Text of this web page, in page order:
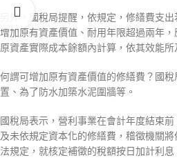
另外，國稅局提醒，依規定，修繕費支
增加原有資產價值、耐用年限超過兩年
原資產實際成本餘額內計算，依其效能所
何謂可增加原有資產價值的修繕費？國
置、為了防水加築水泥圍牆等。
國稅局表示，營利事業在會計年度結束
及未依規定資本化的修繕費，稽徵機關
法規定，就核定補徵的稅額按日加計利息